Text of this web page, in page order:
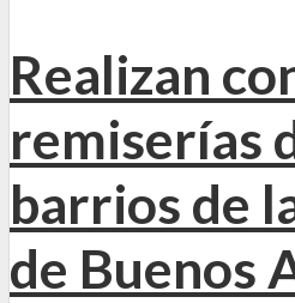
Realizan
remiserías
barrios de
de Buenos